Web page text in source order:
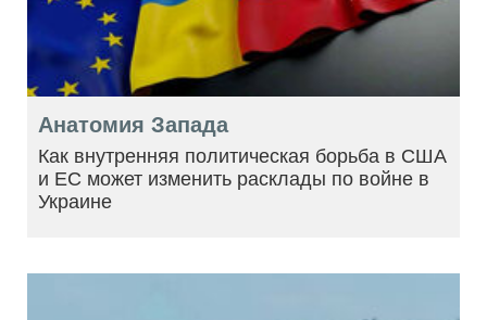
Анатомия Запада
Как внутренняя политическая борьба в США
и ЕС может изменить расклады по войне в
Украине